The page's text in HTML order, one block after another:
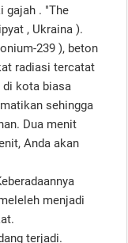
gajah . "The
, Ukraina ).
239 ), beton
radiasi tercatat
di kota biasa
sehingga
Dua menit
Anda akan
menjadi
terjadi.